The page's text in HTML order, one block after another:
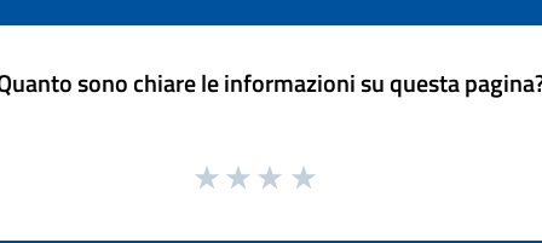
sono chiare le informazioni su questa